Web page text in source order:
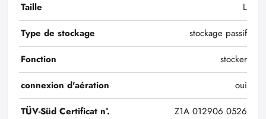
Taille
L
Type de stockage
stockage passif
Fonction
stocker
connexion d'aération
oui
TÜV-Süd Certificat n°.
Z1A 012906 0526